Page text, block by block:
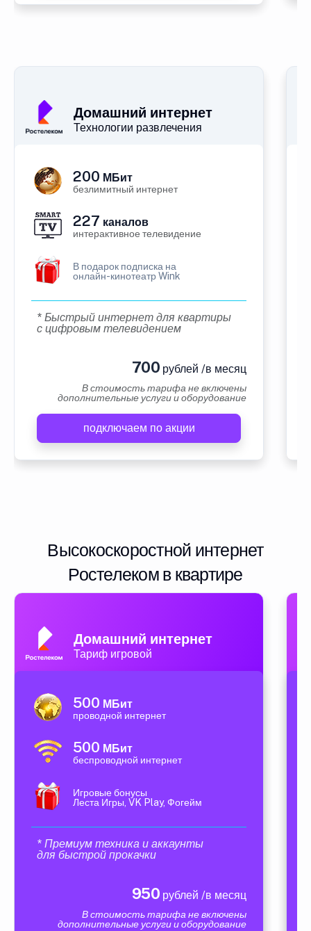
Домашний интернет
Технологии развлечения
200 МБит
безлимитный интернет
227 каналов
интерактивное телевидение
В подарок подписка на
онлайн-кинотеатр Wink
* Быстрый интернет для квартиры
с цифровым телевидением
700 рублей /в месяц
В стоимость тарифа не включены
дополнительные услуги и оборудование
подключаем по акции
Высокоскоростной интернет
Ростелеком в квартире
Домашний интернет
Тариф игровой
500 МБит
проводной интернет
500 МБит
беспроводной интернет
Игровые бонусы
Леста Игры, VK Play, Фогейм
* Премиум техника и аккаунты
для быстрой прокачки
950 рублей /в месяц
В стоимость тарифа не включены
дополнительные услуги и оборудование